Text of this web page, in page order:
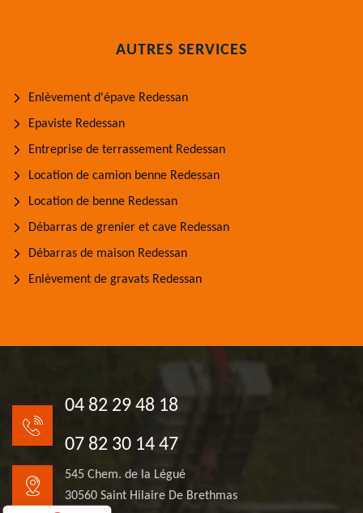
AUTRES SERVICES
Enlèvement d'épave Redessan
Epaviste Redessan
Entreprise de terrassement Redessan
Location de camion benne Redessan
Location de benne Redessan
Débarras de grenier et cave Redessan
Débarras de maison Redessan
Enlèvement de gravats Redessan
04 82 29 48 18
07 82 30 14 47
545 Chem. de la Légué
30560 Saint Hilaire De Brethmas